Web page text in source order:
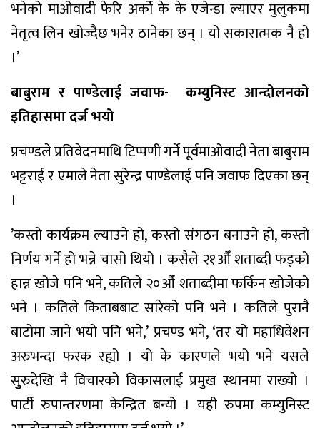
भनेको माओवादी फेरि अर्को के के एजेन्डा ल्याएर मुलुकमा
नेतृत्व लिन खोज्दैछ भनेर ठानेका छन् । यो सकारात्मक नै हो
।’
बाबुराम र पाण्डेलाई जवाफ- कम्युनिस्ट आन्दोलनको
इतिहासमा दर्ज भयो
प्रचण्डले प्रतिवेदनमाथि टिप्पणी गर्ने पूर्वमाओवादी नेता बाबुराम
भट्टराई र एमाले नेता सुरेन्द्र पाण्डेलाई पनि जवाफ दिएका छन्
।
’कस्तो कार्यक्रम ल्याउने हो, कस्तो संगठन बनाउने हो, कस्तो
निर्णय गर्ने हो भन्ने चासो थियो । कसैले २१औँ शताब्दी फड्को
हान्न खोजे पनि भने, कतिले २०औँ शताब्दीमा फर्किन खोजेको
भने । कतिले किताबबाट सारेको पनि भने । कतिले पुरानै
बाटोमा जाने भयो पनि भने,’ प्रचण्ड भने, ‘तर यो महाधिवेशन
अरुभन्दा फरक रह्यो । यो के कारणले भयो भने यसले
सुुरुदेखि नै विचारको विकासलाई प्रमुख स्थानमा राख्यो ।
पार्टी रुपान्तरणमा केन्द्रित बन्यो । यही रुपमा कम्युनिस्ट